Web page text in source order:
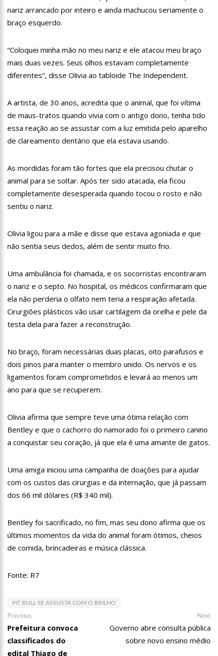
Greve de ônibus é suspensa a pedido do prefeito de
Manaus
12:55 PIB do Japão registra crescimento pela primeira vez em 3
12:49 Anitta diz que ficou dez meses sem sexo e revela como se
sentiu
12:37
Agenor Tupinambá fala sobre namoro com Lucas: “Não
houve traição”
interior de SP
14:56 Vídeo: Reação de Ana Clara após não pegar buquê em
casamento viraliza: “Filho da put*! Nojento!”
14:52 Procon-AM orienta população que Lei do Troco é válida e
deve ser respeitada
São Paulo
11:52 Petrobras anuncia nova política de preços de combustíveis
11:36 Acusado de divulgar fotos de corpo de Marília Mendonça e
mal’
11:22 UEA e Sejusc lançam cursos de capacitação para
Bruna Biancardi ganha mimo de R$ 820 de Neymar: ‘Se fez
presente mesmo distante’
14:30
Wilson Lima entrega Caimi Ada Rodrigues Viana revitalizado
à população idosa da zona oeste
14:25 Confira quais bairros de Manaus ficarão sem energia nesta
segunda-feira (15)
14:10 Após matar colegas, policial grava vídeo: “Te vejo no inferno”;
assista
13:52 Jovem sofre queimaduras de 1º grau no rosto após celular
explodir
Cultura Manaus: 21ª Semana Nacional de Museus conta com
vasta programação em nove espaços culturais
12:57 Agenor Tupinambá tem primeiro encontro com namorado
13:03 Prefeitura de Manaus realiza 1ª Feira Folclórica no Centro
Cultural Povos da Amazônia
OMS declara fim da emergência em saúde por mpox
Marisa
11:19 Secretaria de Fazenda alerta para golpes com pagamento
10:43
Bolsonaro virá a Manaus ainda este ano para fortalecer pré-
10:26
Ex-noivo de Marília Mendonça choca fãs com homenagem a
ela em seu casamento
10:15
Aos 43 anos, mulher com deficiência contrata jovem para
fazer sexo pela primeira vez
12:56 Virginia Fonseca mente sobre avião e Zé Felipe enfrenta
nariz arrancado por inteiro e ainda machucou seriamente o
braço esquerdo.
“Coloquei minha mão no meu nariz e ele atacou meu braço
mais duas vezes. Seus olhos estavam completamente
diferentes”, disse Olivia ao tabloide The Independent.
A artista, de 30 anos, acredita que o animal, que foi vítima
de maus-tratos quando vivia com o antigo dono, tenha tido
essa reação ao se assustar com a luz emitida pelo aparelho
de clareamento dentário que ela estava usando.
As mordidas foram tão fortes que ela precisou chutar o
animal para se soltar. Após ter sido atacada, ela ficou
completamente desesperada quando tocou o rosto e não
sentiu o nariz.
Olivia ligou para a mãe e disse que estava agoniada e que
não sentia seus dedos, além de sentir muito frio.
Uma ambulância foi chamada, e os socorristas encontraram
o nariz e o septo. No hospital, os médicos confirmaram que
ela não perderia o olfato nem teria a respiração afetada.
Cirurgiões plásticos vão usar cartilagem da orelha e pele da
testa dela para fazer a reconstrução.
No braço, foram necessárias duas placas, oito parafusos e
dois pinos para manter o membro unido. Os nervos e os
ligamentos foram comprometidos e levará ao menos um
ano para que se recuperem.
Olivia afirma que sempre teve uma ótima relação com
Bentley e que o cachorro do namorado foi o primeiro canino
a conquistar seu coração, já que ela é uma amante de gatos.
Uma amiga iniciou uma campanha de doações para ajudar
com os custos das cirurgias e da internação, que já passam
dos 66 mil dólares (R$ 340 mil).
Bentley foi sacrificado, no fim, mas seu dono afirma que os
últimos momentos da vida do animal foram ótimos, cheios
de comida, brincadeiras e música clássica.
Fonte: R7
PIT BULL SE ASSUSTA COM O BRILHO
Navegação
de
Post
Previous
post:
Prefeitura convoca
classificados do
edital Thiago de
Next
Governo abre consulta pública
sobre novo ensino médio